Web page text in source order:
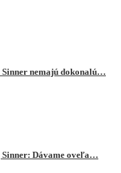
nemajú dokonalú…
Sinner: Dávame oveľa…